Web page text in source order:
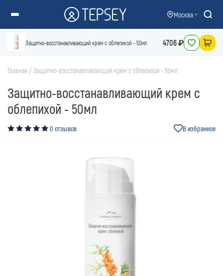
Москва
Защитно-восстанавливающий крем с облепихой - 50мл 4706 ₽
Главная /Защитно-восстанавливающий крем с облепихой - 50мл
Защитно-восстанавливающий крем с
облепихой - 50мл
0 отзывов В избранное